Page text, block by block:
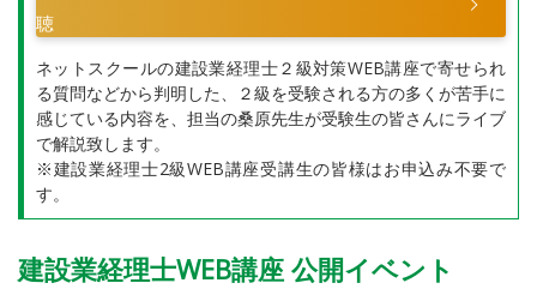
聴
ネットスクールの建設業経理士２級対策WEB講座で寄せられ
る質問などから判明した、２級を受験される方の多くが苦手に
感じている内容を、担当の桑原先生が受験生の皆さんにライブ
で解説致します。
※建設業経理士2級WEB講座受講生の皆様はお申込み不要で
す。
建設業経理士WEB講座 公開イベント